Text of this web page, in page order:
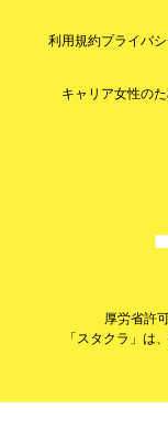
利用規約プライバ
キャリア女性の
厚労省許
「スタクラ」は